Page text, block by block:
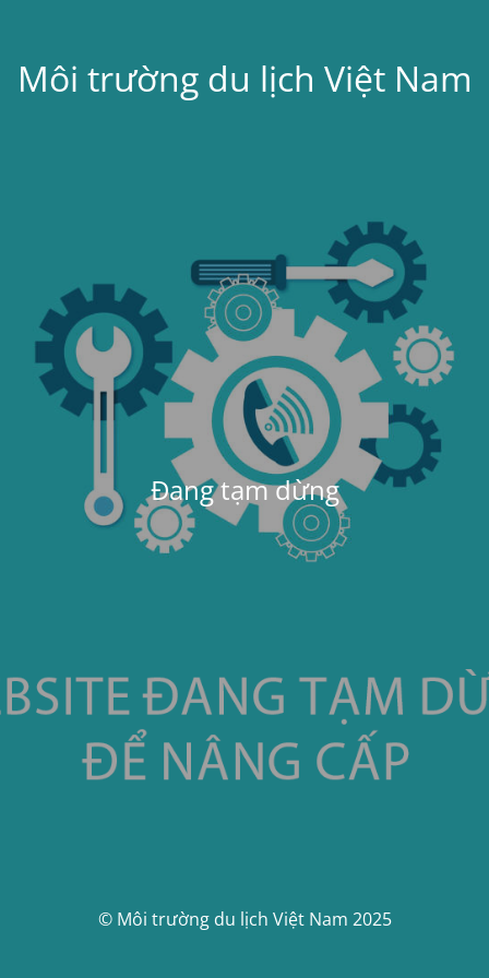
Môi trường du lịch Việt Nam
Đang tạm dừng
© Môi trường du lịch Việt Nam 2025